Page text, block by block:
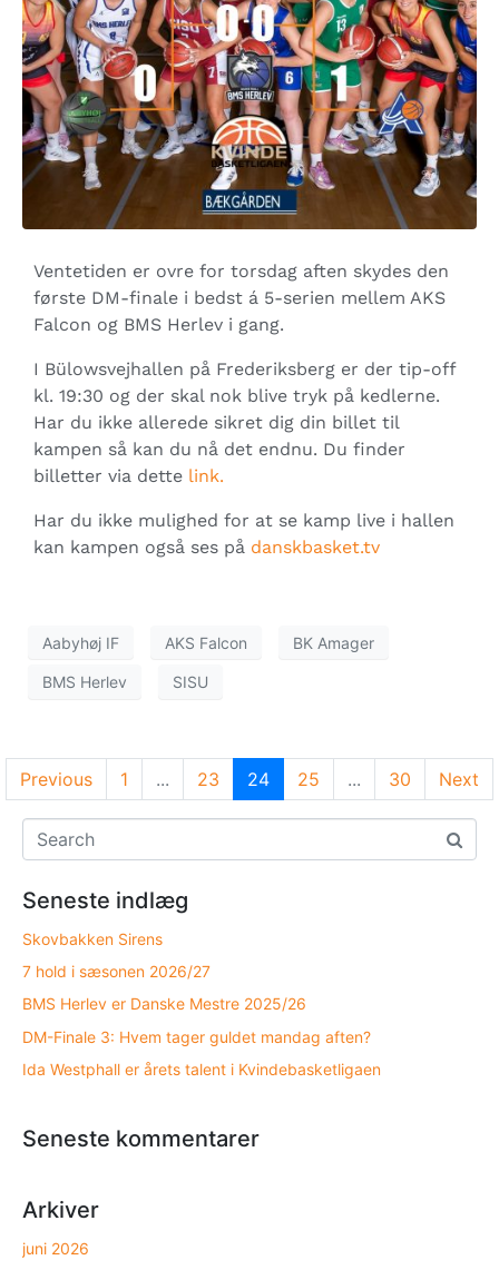
Ventetiden er ovre for torsdag aften skydes den
første DM-finale i bedst á 5-serien mellem AKS
Falcon og BMS Herlev i gang.
I Bülowsvejhallen på Frederiksberg er der tip-off
kl. 19:30 og der skal nok blive tryk på kedlerne.
Har du ikke allerede sikret dig din billet til
kampen så kan du nå det endnu. Du finder
billetter via dette link.
Har du ikke mulighed for at se kamp live i hallen
kan kampen også ses på danskbasket.tv
Aabyhøj IF AKS Falcon BK Amager
BMS Herlev SISU
Previous 1 ... 23 24 25 ... 30 Next
Seneste indlæg
Skovbakken Sirens
7 hold i sæsonen 2026/27
BMS Herlev er Danske Mestre 2025/26
DM-Finale 3: Hvem tager guldet mandag aften?
Ida Westphall er årets talent i Kvindebasketligaen
Seneste kommentarer
Arkiver
juni 2026